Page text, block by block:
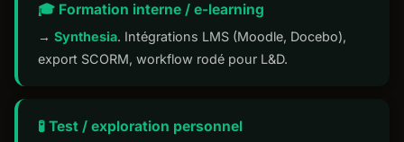
🎓 Formation interne / e-learning
→ Synthesia. Intégrations LMS (Moodle, Docebo),
export SCORM, workflow rodé pour L&D.
🧪 Test / exploration personnel